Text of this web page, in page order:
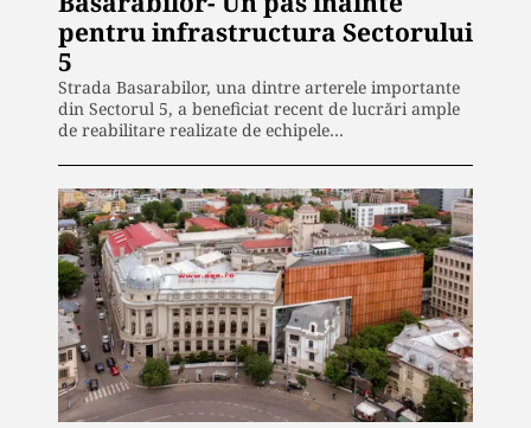
pentru infrastructura Sectorului
5
Strada Basarabilor, una dintre arterele importante
din Sectorul 5, a beneficiat recent de lucrări ample
de reabilitare realizate de echipele…